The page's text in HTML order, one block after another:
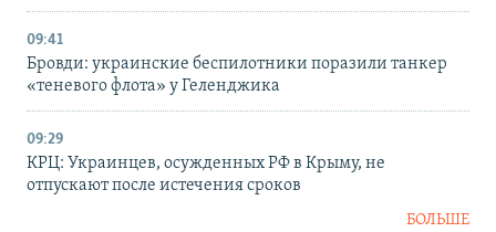
09:41
Бровди: украинские беспилотники поразили танкер
«теневого флота» у Геленджика
09:29
КРЦ: Украинцев, осужденных РФ в Крыму, не
отпускают после истечения сроков
БОЛЬШЕ